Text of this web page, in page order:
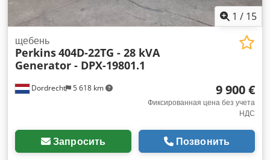
1 / 15
Dordrecht 5 618 km
щебень
Perkins404D-22TG - 28 kVA
Generator - DPX-19801.1
9 900 €
Фиксированная цена без учета
НДС
Запросить Позвонить